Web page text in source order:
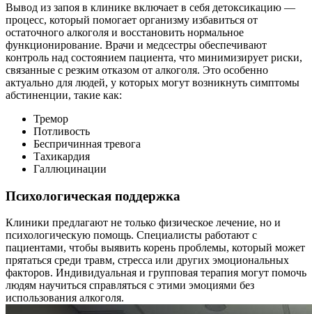
Вывод из запоя в клинике включает в себя детоксикацию —
процесс, который помогает организму избавиться от
остаточного алкоголя и восстановить нормальное
функционирование. Врачи и медсестры обеспечивают
контроль над состоянием пациента, что минимизирует риски,
связанные с резким отказом от алкоголя. Это особенно
актуально для людей, у которых могут возникнуть симптомы
абстиненции, такие как:
Тремор
Потливость
Беспричинная тревога
Тахикардия
Галлюцинации
Психологическая поддержка
Клиники предлагают не только физическое лечение, но и
психологическую помощь. Специалисты работают с
пациентами, чтобы выявить корень проблемы, который может
прятаться среди травм, стресса или других эмоциональных
факторов. Индивидуальная и групповая терапия могут помочь
людям научиться справляться с этими эмоциями без
использования алкоголя.